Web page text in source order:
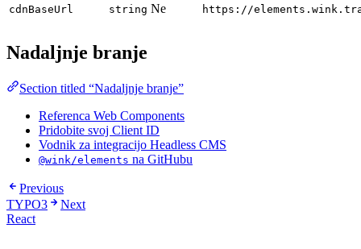
cdnBaseUrl string Ne https://
Nadaljnje branje
Section titled “Nadaljnje branje”
Referenca Web Components
Pridobite svoj Client ID
Vodnik za integracijo Headless CMS
@wink/elements na GitHubu
Previous
TYPO3
Next
React